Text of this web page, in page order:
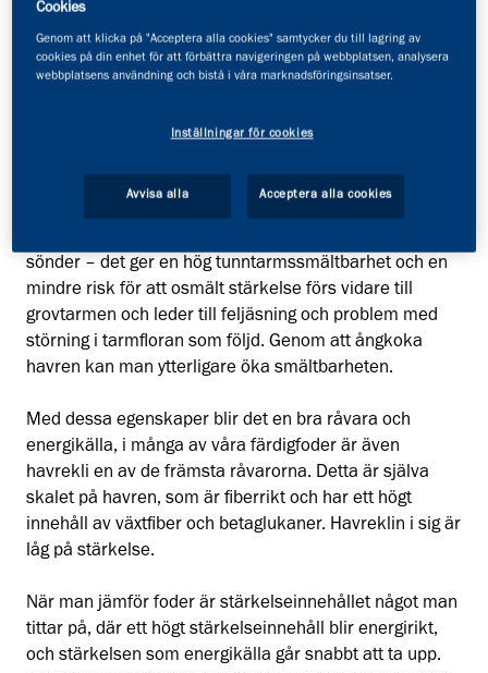
Maries svar:
Havre är det spannmål som har lägst andel stärkelse
ligger innehållet runt 35%. Stärkelse är en kolhydrat
lång och olika hårt bunden beroende på vilket
sönder – det ger en hög tunntarmssmältbarhet och en
mindre risk för att osmält stärkelse förs vidare till
grovtarmen och leder till feljäsning och problem med
störning i tarmfloran som följd. Genom att ångkoka
havren kan man ytterligare öka smältbarheten.
Med dessa egenskaper blir det en bra råvara och
energikälla, i många av våra färdigfoder är även
havrekli en av de främsta råvarorna. Detta är själva
skalet på havren, som är fiberrikt och har ett högt
innehåll av växtfiber och betaglukaner. Havreklin i sig är
låg på stärkelse.
När man jämför foder är stärkelseinnehållet något man
tittar på, där ett högt stärkelseinnehåll blir energirikt,
och stärkelsen som energikälla går snabbt att ta upp.
Cookies
Genom att klicka på "Acceptera alla cookies" samtycker du till lagring av
cookies på din enhet för att förbättra navigeringen på webbplatsen, analysera
webbplatsens användning och bistå i våra marknadsföringsinsatser.
Inställningar för cookies
Avvisa alla Acceptera alla cookies